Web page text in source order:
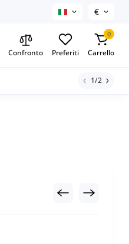
€
Confronto Preferiti
0
Carrello
1/2